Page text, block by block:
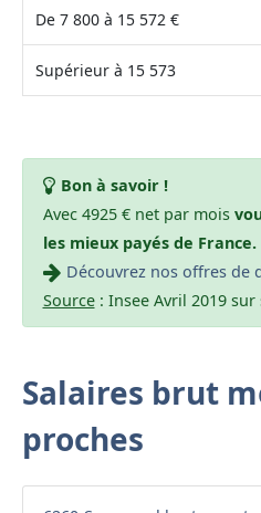
De 7 800 à 15 572 €
Supérieur à 15 573
Bon à savoir !
Avec 4925 € net par mois
les mieux payés de France.
Découvrez nos offres de
Source: Insee Avril 2019 sur
Salaires brut
proches